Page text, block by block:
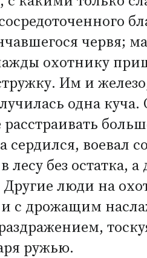
червя;
охотнику
Им и
одна
сердился, воевал
без остатка,
люди на
с дрожащим
ружью.